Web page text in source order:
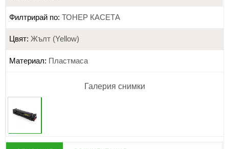
Филтрирай по: ТОНЕР КАСЕТА
Цвят: Жълт (Yellow)
Материал: Пластмаса
Галерия снимки